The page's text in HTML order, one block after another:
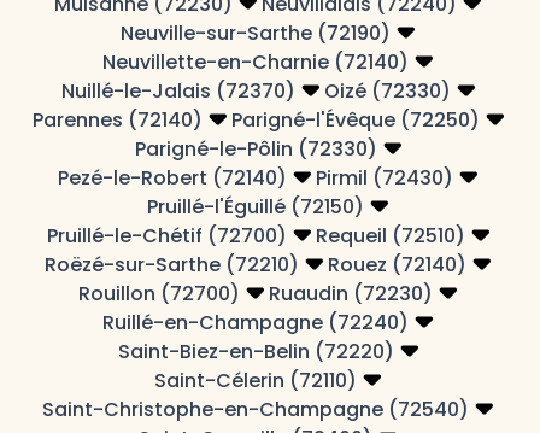
Neuville-sur-Sarthe (72190)
Neuvillette-en-Charnie (72140)
Nuillé-le-Jalais (72370)
Oizé (72330)
Parennes (72140)
Parigné-l'Évêque (72250)
Parigné-le-Pôlin (72330)
Pezé-le-Robert (72140)
Pirmil (72430)
Pruillé-l'Éguillé (72150)
Pruillé-le-Chétif (72700)
Requeil (72510)
Roëzé-sur-Sarthe (72210)
Rouez (72140)
Rouillon (72700)
Ruaudin (72230)
Ruillé-en-Champagne (72240)
Saint-Biez-en-Belin (72220)
Saint-Célerin (72110)
Saint-Christophe-en-Champagne (72540)